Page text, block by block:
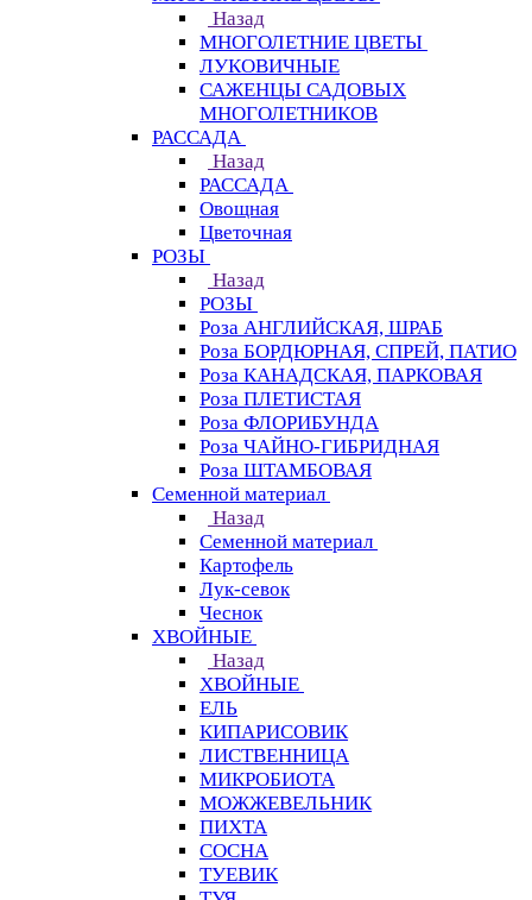
Назад
МНОГОЛЕТНИЕ ЦВЕТЫ
ЛУКОВИЧНЫЕ
САЖЕНЦЫ САДОВЫХ
МНОГОЛЕТНИКОВ
РАССАДА
Назад
РАССАДА
Овощная
Цветочная
РОЗЫ
Назад
РОЗЫ
Роза АНГЛИЙСКАЯ, ШРАБ
Роза БОРДЮРНАЯ, СПРЕЙ, ПАТИО
Роза КАНАДСКАЯ, ПАРКОВАЯ
Роза ПЛЕТИСТАЯ
Роза ФЛОРИБУНДА
Роза ЧАЙНО-ГИБРИДНАЯ
Роза ШТАМБОВАЯ
Семенной материал
Назад
Семенной материал
Картофель
Лук-севок
Чеснок
ХВОЙНЫЕ
Назад
ХВОЙНЫЕ
ЕЛЬ
КИПАРИСОВИК
ЛИСТВЕННИЦА
МИКРОБИОТА
МОЖЖЕВЕЛЬНИК
ПИХТА
СОСНА
ТУЕВИК